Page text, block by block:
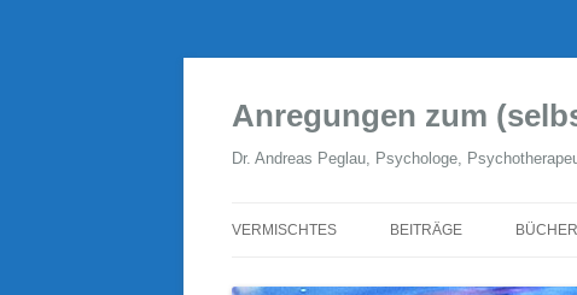
Anregungen zum
Dr. Andreas Peglau, Psychologe,
VERMISCHTES BEITRÄGE BÜCHER